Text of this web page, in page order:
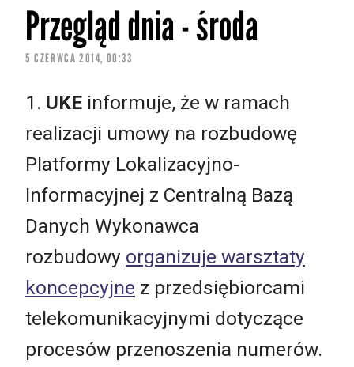
Przegląd dnia - środa
5 CZERWCA 2014, 00:33
1. UKE informuje, że w ramach
realizacji umowy na rozbudowę
Platformy Lokalizacyjno-
Informacyjnej z Centralną Bazą
Danych Wykonawca
rozbudowy organizuje warsztaty
koncepcyjne z przedsiębiorcami
telekomunikacyjnymi dotyczące
procesów przenoszenia numerów.